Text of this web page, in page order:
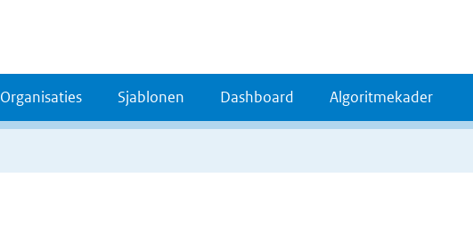
Organisaties Sjablonen Dashboard Algoritmekader